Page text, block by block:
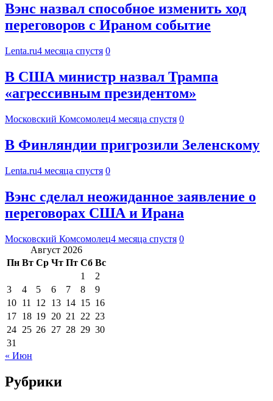
Вэнс назвал способное изменить ход
переговоров с Ираном событие
Lenta.ru4 месяца спустя 0
В США министр назвал Трампа
«агрессивным президентом»
Московский Комсомолец4 месяца спустя 0
В Финляндии пригрозили Зеленскому
Lenta.ru4 месяца спустя 0
Вэнс сделал неожиданное заявление о
переговорах США и Ирана
Московский Комсомолец4 месяца спустя 0
Август 2026
Пн Вт Ср Чт Пт Сб Вс
1
2
3
4 5 6 7 8
9
10 11 12 13 14 15 16
17 18 19 20 21 22 23
24 25 26 27 28 29 30
31
« Июн
Рубрики